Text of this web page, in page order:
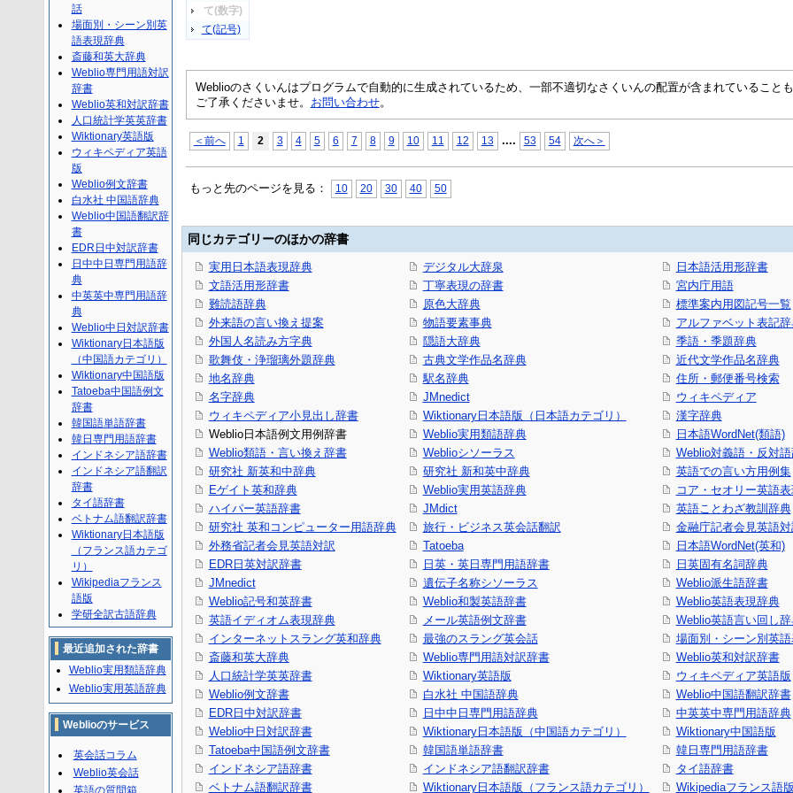
て(数字)
て(記号)
Weblioのさくいんはプログラムで自動的に生成されているため、一部不適切なさくいんの配置が含まれていることも
ご了承くださいませ。 お問い合わせ。
＜前へ 1 2 3 4 5 6 7 8 9 10 11 12 13 .... 53 54 次へ＞
もっと先のページを見る： 10 20 30 40 50
同じカテゴリーのほかの辞書
実用日本語表現辞典
文語活用形辞書
難読語辞典
外来語の言い換え提案
外国人名読み方字典
歌舞伎・浄瑠璃外題辞典
地名辞典
名字辞典
ウィキペディア小見出し辞書
Weblio日本語例文用例辞書
Weblio類語・言い換え辞書
研究社 新英和中辞典
Eゲイト英和辞典
ハイパー英語辞書
研究社 英和コンピューター用語辞典
外務省記者会見英語対訳
EDR日英対訳辞書
JMnedict
Weblio記号和英辞書
英語イディオム表現辞典
インターネットスラング英和辞典
斎藤和英大辞典
人口統計学英英辞書
Weblio例文辞書
EDR日中対訳辞書
Weblio中日対訳辞書
Tatoeba中国語例文辞書
インドネシア語辞書
ベトナム語翻訳辞書
デジタル大辞泉
丁寧表現の辞書
原色大辞典
物語要素事典
隠語大辞典
古典文学作品名辞典
駅名辞典
JMnedict
Wiktionary日本語版（日本語カテゴリ）
Weblio実用類語辞典
Weblioシソーラス
研究社 新和英中辞典
Weblio実用英語辞典
JMdict
旅行・ビジネス英会話翻訳
Tatoeba
日英・英日専門用語辞書
遺伝子名称シソーラス
Weblio和製英語辞書
メール英語例文辞書
最強のスラング英会話
Weblio専門用語対訳辞書
Wiktionary英語版
白水社 中国語辞典
日中中日専門用語辞典
Wiktionary日本語版（中国語カテゴリ）
韓国語単語辞書
インドネシア語翻訳辞書
Wiktionary日本語版（フランス語カテゴリ）
日本語活用形辞書
宮内庁用語
標準案内用図記号一覧
アルファベット表記
季語・季題辞典
近代文学作品名辞典
住所・郵便番号検索
ウィキペディア
漢字辞典
日本語WordNet(類語)
Weblio対義語・反対
英語での言い方用例集
コア・セオリー英語
英語ことわざ教訓辞典
金融庁記者会見英語対
日本語WordNet(英和)
日英固有名詞辞典
Weblio派生語辞書
Weblio英語表現辞典
Weblio英語言い回し
場面別・シーン別英
Weblio英和対訳辞書
ウィキペディア英語版
Weblio中国語翻訳辞書
中英英中専門用語辞典
Wiktionary中国語版
韓日専門用語辞書
タイ語辞書
Wikipediaフランス語版
話
場面別・シーン別英
語表現辞典
斎藤和英大辞典
Weblio専門用語対訳
辞書
Weblio英和対訳辞書
人口統計学英英辞書
Wiktionary英語版
ウィキペディア英語
版
Weblio例文辞書
白水社 中国語辞典
Weblio中国語翻訳辞
書
EDR日中対訳辞書
日中中日専門用語辞
典
中英英中専門用語辞
典
Weblio中日対訳辞書
Wiktionary日本語版
（中国語カテゴリ）
Wiktionary中国語版
Tatoeba中国語例文
辞書
韓国語単語辞書
韓日専門用語辞書
インドネシア語辞書
インドネシア語翻訳
辞書
タイ語辞書
ベトナム語翻訳辞書
Wiktionary日本語版
（フランス語カテゴ
リ）
Wikipediaフランス
語版
学研全訳古語辞典
最近追加された辞書
Weblio実用類語辞典
Weblio実用英語辞典
Weblioのサービス
英会話コラム
Weblio英会話
英語の質問箱